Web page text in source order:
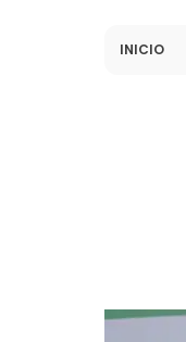
INICIO